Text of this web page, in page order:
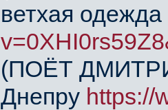
ветхая одежда
(ПОЁТ
Днепру https://